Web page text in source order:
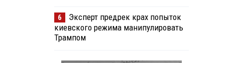
6
Эксперт предрек крах попыток
киевского режима манипулировать
Трампом